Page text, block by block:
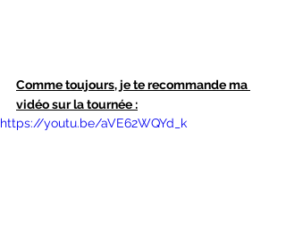
Comme toujours, je te recommande ma
vidéo sur la tournée :
https://youtu.be/aVE62WQYd_k